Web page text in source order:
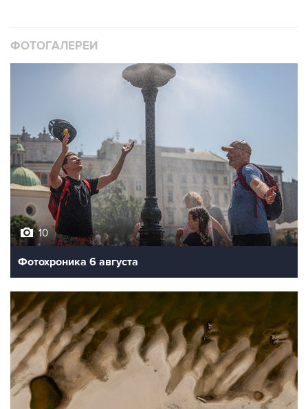
ФОТОГАЛЕРЕИ
10
Фотохроника 6 августа